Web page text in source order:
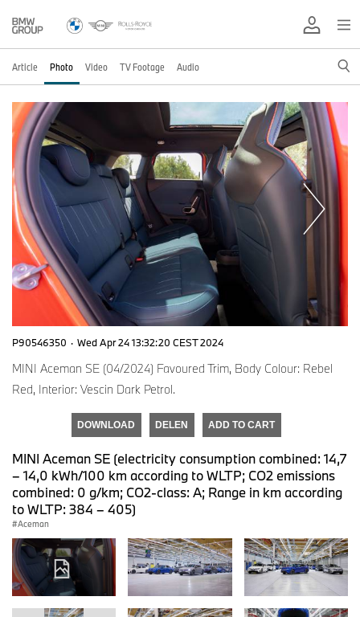
Article Photo Video TV Footage Audio
P90546350 · Wed Apr 24 13:32:20 CEST 2024
MINI Aceman SE (04/2024) Favoured Trim, Body Colour: Rebel
Red, Interior: Vescin Dark Petrol.
DOWNLOAD DELEN ADD TO CART
MINI Aceman SE (electricity consumption combined: 14,7
– 14,0 kWh/100 km according to WLTP; CO2 emissions
combined: 0 g/km; CO2-class: A; Range in km according
to WLTP: 384 – 405)
Aceman